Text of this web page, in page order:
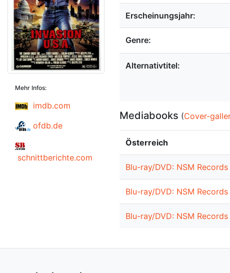
Mehr Infos:
imdb.com
ofdb.de
schnittberichte.com
Erscheinungsjahr:
Genre:
Alternativtitel:
Mediabooks (Cover-
Österreich
Blu-ray/DVD: NSM
Blu-ray/DVD: NSM
Blu-ray/DVD: NSM